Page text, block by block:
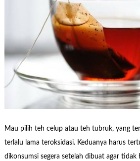
Mau pilih teh celup atau teh tubruk, yang
terlalu lama teroksidasi. Keduanya harus
dikonsumsi segera setelah dibuat agar tidak